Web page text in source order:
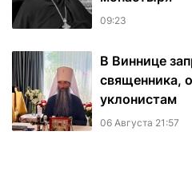
09:23
В Виннице
священника,
уклонистам
06 Августа 21:57